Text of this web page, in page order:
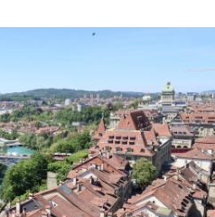
gestione HR e la
tua piattaforma in modo
First Culture in